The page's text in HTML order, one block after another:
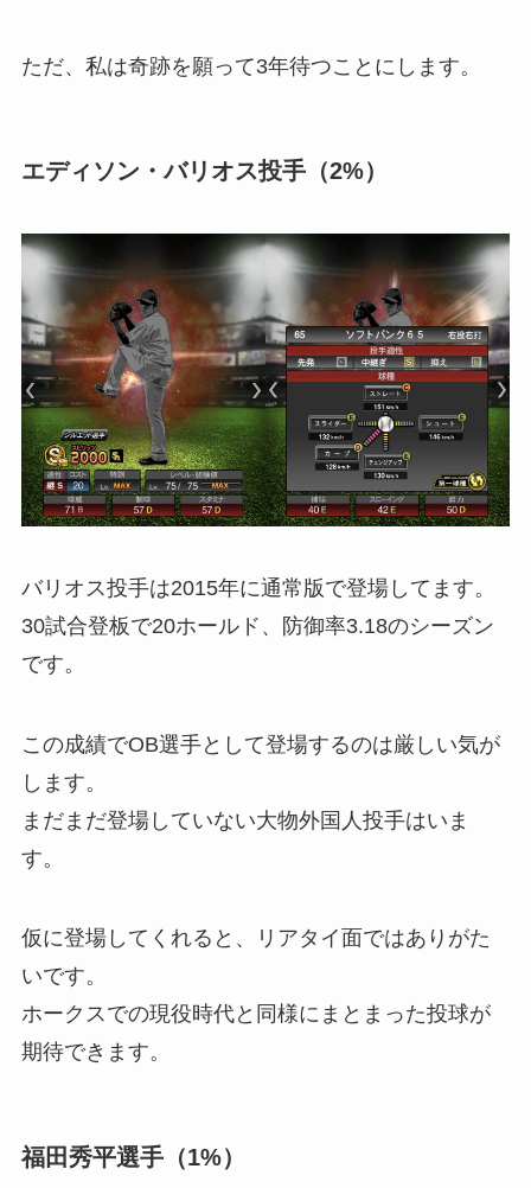
ただ、私は奇跡を願って3年待つことにします。
エディソン・バリオス投手（2%）
バリオス投手は2015年に通常版で登場してます。
30試合登板で20ホールド、防御率3.18のシーズン
です。
この成績でOB選手として登場するのは厳しい気が
します。
まだまだ登場していない大物外国人投手はいま
す。
仮に登場してくれると、リアタイ面ではありがた
いです。
ホークスでの現役時代と同様にまとまった投球が
期待できます。
福田秀平選手（1%）